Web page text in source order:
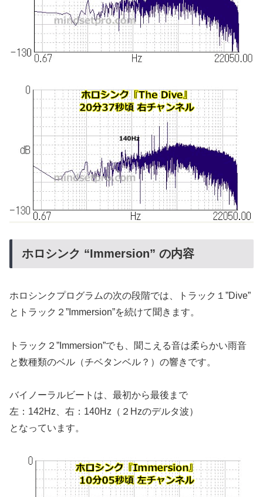
ホロシンク “Immersion” の内容
ホロシンクプログラムの次の段階では、トラック１”Dive”
とトラック２”Immersion”を続けて聞きます。
トラック２”Immersion”でも、聞こえる音は柔らかい雨音
と数種類のベル（チベタンベル？）の響きです。
バイノーラルビートは、最初から最後まで
左：142Hz、右：140Hz（２Hzのデルタ波）
となっています。